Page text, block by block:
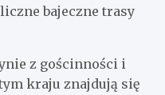
bajeczne trasy
z gościnności i
kraju znajdują się